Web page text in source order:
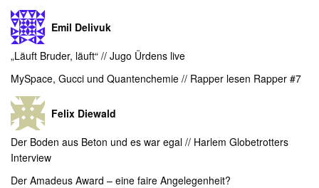
Emil Delivuk
„Läuft Bruder, läuft“ // Jugo Ürdens live
MySpace, Gucci und Quantenchemie // Rapper lesen Rapper #7
Felix Diewald
Der Boden aus Beton und es war egal // Harlem Globetrotters
Interview
Der Amadeus Award – eine faire Angelegenheit?